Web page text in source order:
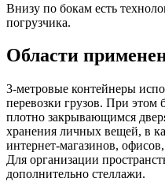
Внизу по бокам есть
погрузчика.
Области
3-метровые контейнеры
перевозки грузов. При этом
плотно закрывающимся
хранения личных вещей, в
интернет-магазинов,
Для организации
дополнительно стеллажи.